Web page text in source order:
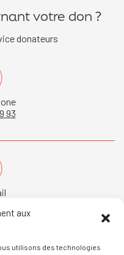
aux
utilisons des technologies
votre don ?
donateurs
93